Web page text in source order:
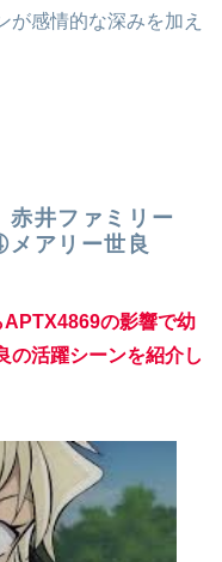
が感情的な深みを加え
赤井ファミリー
アリー世良
の影響で幼
の活躍シーンを紹介し